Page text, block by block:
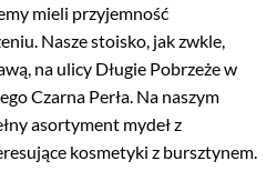
mieli przyjemność
Nasze stoisko, jak zwkle,
na ulicy Długie Pobrzeże w
Czarna Perła. Na naszym
asortyment mydeł z
kosmetyki z bursztynem.